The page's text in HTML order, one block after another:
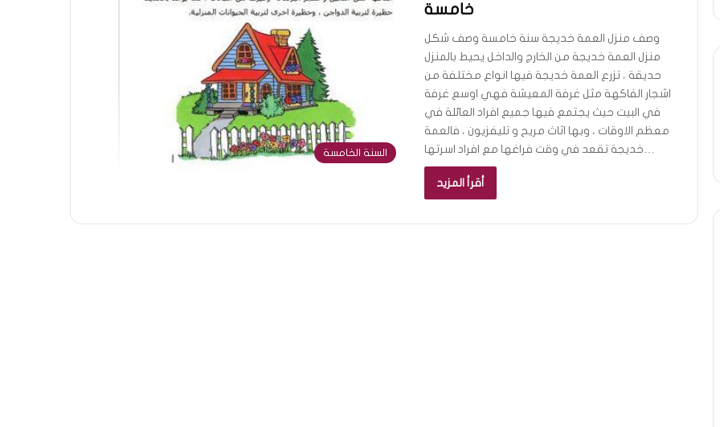
السنة الخامسة
خامسة
وصف منزل العمة خديجة سنة خامسة وصف شكل
منزل العمة خديجة من الخارج والداخل يحيط بالمنزل
حديقة ، تزرع العمة خديجة فيها انواع مختلفة من
اشجار الفاكهة مثل غرفة المعيشة فهي اوسع غرفة
في البيت حيث يجتمع فيها جميع افراد العائلة في
معظم الاوقات ، وبها اثاث مريح و تليفزيون ، فالعمة
خديجة تقعد في وقت فراغها مع افراد اسرتها…
أقرأ المزيد